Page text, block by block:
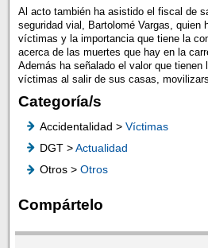
Al acto también ha asistido el fiscal de
seguridad vial, Bartolomé Vargas, quien
víctimas y la importancia que tiene la
acerca de las muertes que hay en la
Además ha señalado el valor que tienen
víctimas al salir de sus casas,
Categoría/s
Accidentalidad > Víctimas
DGT >Actualidad
Otros > Otros
Compártelo